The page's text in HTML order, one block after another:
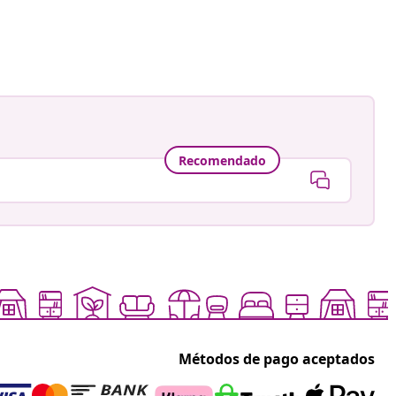
Recomendado
Métodos de pago aceptados